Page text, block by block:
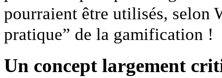
pourraient être utilisés, selon
pratique” de la gamification !
Un concept largement